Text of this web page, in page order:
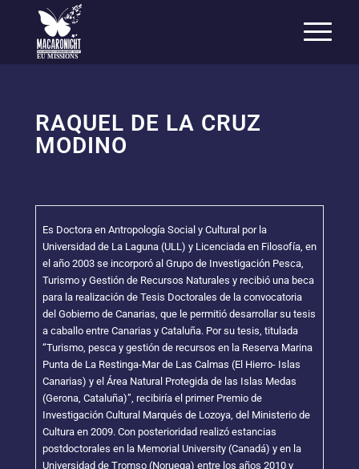
EU MISSIONS
RAQUEL DE LA CRUZ
MODINO
Es Doctora en Antropología Social y Cultural por la
Universidad de La Laguna (ULL) y Licenciada en Filosofía, en
el año 2003 se incorporó al Grupo de Investigación Pesca,
Turismo y Gestión de Recursos Naturales y recibió una beca
para la realización de Tesis Doctorales de la convocatoria
del Gobierno de Canarias, que le permitió desarrollar su tesis
a caballo entre Canarias y Cataluña. Por su tesis, titulada
“Turismo, pesca y gestión de recursos en la Reserva Marina
Punta de La Restinga-Mar de Las Calmas (El Hierro- Islas
Canarias) y el Área Natural Protegida de las Islas Medas
(Gerona, Cataluña)”, recibiría el primer Premio de
Investigación Cultural Marqués de Lozoya, del Ministerio de
Cultura en 2009. Con posterioridad realizó estancias
postdoctorales en la Memorial University (Canadá) y en la
Universidad de Tromso (Noruega) entre los años 2010 y